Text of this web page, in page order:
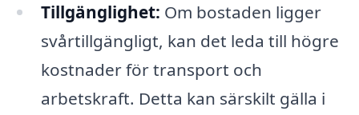
Tillgänglighet: Om bostaden ligger
svårtillgängligt, kan det leda till högre
kostnader för transport och
arbetskraft. Detta kan särskilt gälla i